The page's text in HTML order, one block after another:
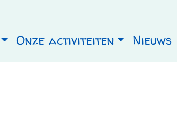
Onze activiteiten Nieuws